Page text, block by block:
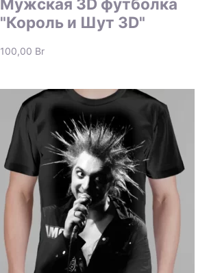
Мужская 3D футболка
"Король и Шут 3D"
100,00 Br